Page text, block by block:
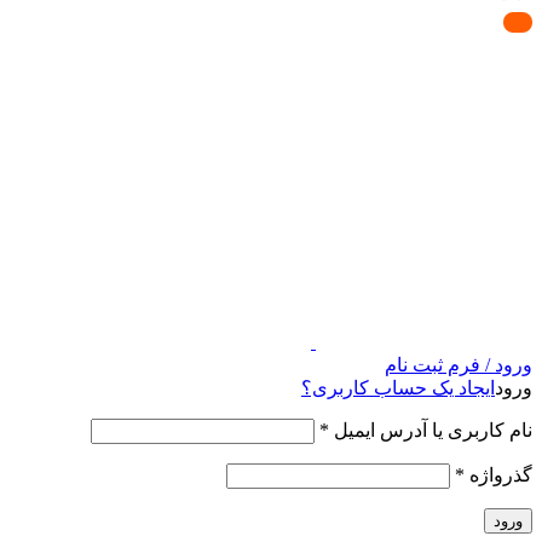
ورود / فرم ثبت نام
ورود ایجاد یک حساب کاربری؟
نام کاربری یا آدرس ایمیل *
گذرواژه *
ورود